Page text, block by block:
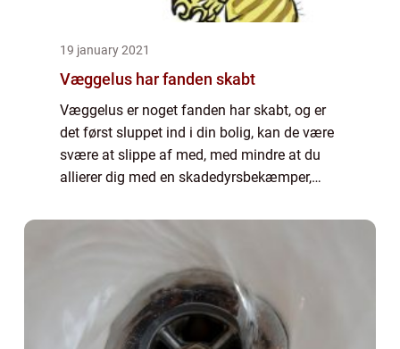
19 january 2021
Væggelus har fanden skabt
Væggelus er noget fanden har skabt, og er
det først sluppet ind i din bolig, kan de være
svære at slippe af med, med mindre at du
allierer dig med en skadedyrsbekæmper,
er vores rejseaktivitet der er skyld ...